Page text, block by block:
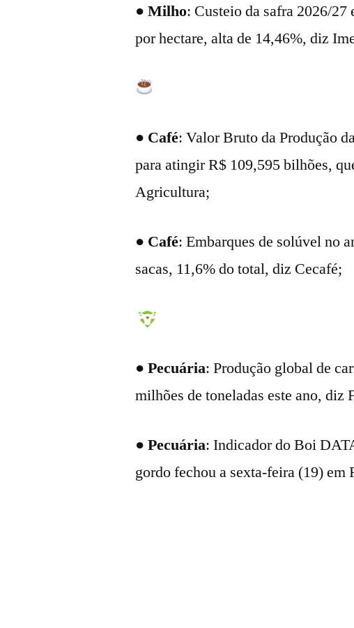
●Milho: Custeio da safra 2026/
por hectare, alta de 14,46%, diz
● Café: Valor Bruto da Produção
para atingir R$ 109,595 bilhões,
Agricultura;
● Café: Embarques de solúvel no
sacas, 11,6% do total, diz Cecafé;
●Pecuária: Produção global de
milhões de toneladas este ano, diz
●Pecuária: Indicador do Boi
gordo fechou a sexta-feira (19) em